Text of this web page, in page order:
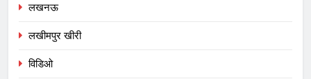
लखनऊ
लखीमपुर खीरी
विडिओ